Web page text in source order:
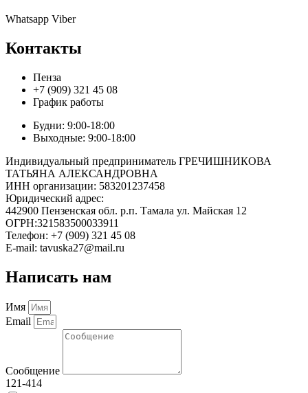
Whatsapp Viber
Контакты
Пенза
+7 (909) 321 45 08
График работы
Будни: 9:00-18:00
Выходные: 9:00-18:00
Индивидуальный предприниматель ГРЕЧИШНИКОВА
ТАТЬЯНА АЛЕКСАНДРОВНА
ИНН организации: 583201237458
Юридический адрес:
442900 Пензенская обл. р.п. Тамала ул. Майская 12
ОГРН:321583500033911
Телефон: +7 (909) 321 45 08
E-mail: tavuska27@mail.ru
Написать нам
Имя
Email
Сообщение
121-414